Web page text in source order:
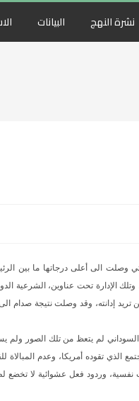
نشرة النهج البيانات
وصلت الى أعلى درجاتها ما بين
الإدارة تحت عناوين، الشرعية
تريد إدانته، وقد وصلت نتيجة
السوداني لم يتعظ من تلك الصور
تقوده أمريكا، وعدم المبالاة
نفسية، وردود فعل عشوائية لا